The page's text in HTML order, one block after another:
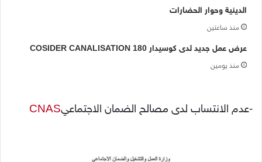
الدينية وحوار الحضارات
منذ ساعتين
عرض عمل جديد لدى كوسيدار COSIDER CANALISATION 180
منذ يومين
-عدم الانتساب لدى مصالح الضمان الاجتماعيCNAS